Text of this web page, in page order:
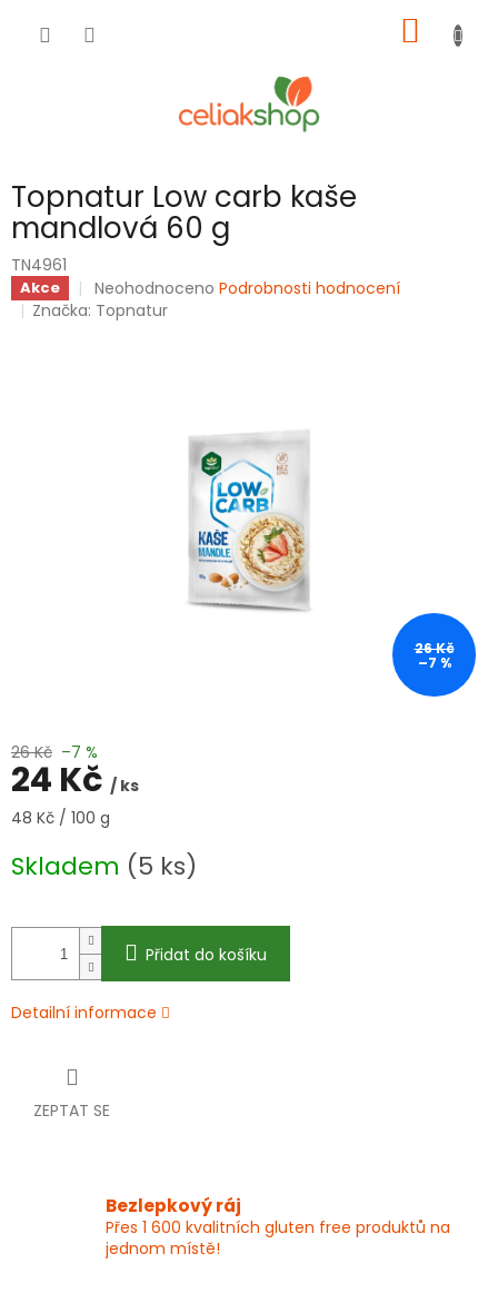
KOŠÍK
Topnatur Low carb kaše
mandlová 60 g
TN4961
Akce
Průměrné
hodnocení
Neohodnoceno Podrobnosti hodnocení
Značka: Topnatur
26 Kč
–7 %
26 Kč –7 %
24 Kč / ks
Měrná
48 Kč / 100 g
Skladem (5 ks)
Přidat do košíku
Detailní informace
ZEPTAT SE
Bezlepkový ráj
Přes 1 600 kvalitních gluten free produktů na
jednom místě!